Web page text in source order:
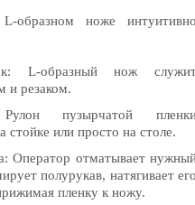
образном ноже
L-образный нож
и резаком.
пузырчатой
стойке или просто на столе.
Оператор отматывает
полурукав, натягивает
пленку к ножу.